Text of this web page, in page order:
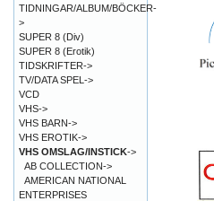
TIDNINGAR/ALBUM/BÖCKER-
>
SUPER 8 (Div)
SUPER 8 (Erotik)
TIDSKRIFTER->
TV/DATA SPEL->
VCD
VHS->
VHS BARN->
VHS EROTIK->
VHS OMSLAG/INSTICK->
AB COLLECTION->
AMERICAN NATIONAL
ENTERPRISES